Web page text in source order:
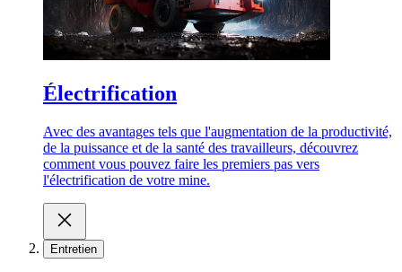
Électrification
Avec des avantages tels que l'augmentation de la productivité,
de la puissance et de la santé des travailleurs, découvrez
comment vous pouvez faire les premiers pas vers
l'électrification de votre mine.
Entretien